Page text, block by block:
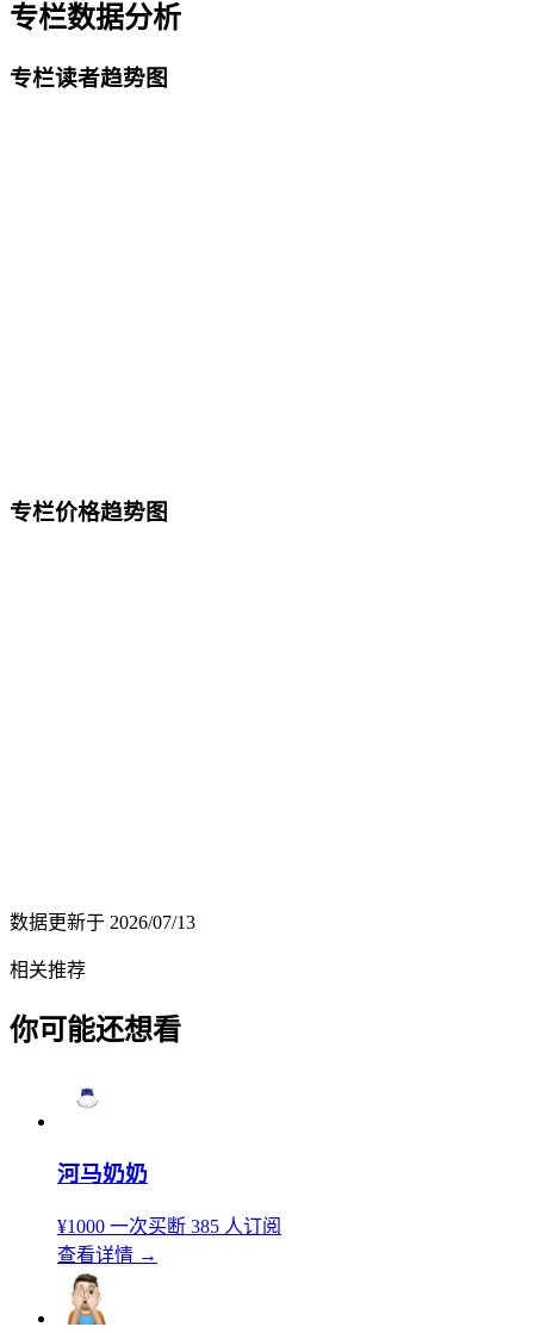
专栏数据分析
专栏读者趋势图
专栏价格趋势图
数据更新于 2026/07/13
相关推荐
你可能还想看
河马奶奶
¥1000 一次买断 385 人订阅
查看详情 →